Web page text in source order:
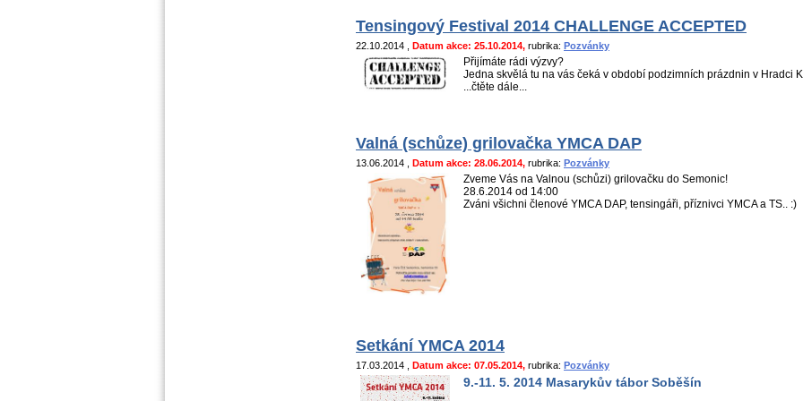
Tensingový Festival 2014 CHALLENGE ACCEPTED
22.10.2014 Datum akce: 25.10.2014, rubrika: Pozvánky
Přijímáte rádi výzvy?
Jedna skvělá tu na vás čeká v období podzimních prázdnin v Hradci
...čtěte dále...
Valná (schůze) grilovačka YMCA DAP
13.06.2014 Datum akce: 28.06.2014, rubrika: Pozvánky
Zveme Vás na Valnou (schůzi) grilovačku do Semonic!
28.6.2014 od 14:00
Zváni všichni členové YMCA DAP, tensingáři, příznivci YMCA a TS.. :)
Setkání YMCA 2014
17.03.2014 Datum akce: 07.05.2014, rubrika: Pozvánky
9.-11. 5. 2014 Masarykův tábor Soběšín